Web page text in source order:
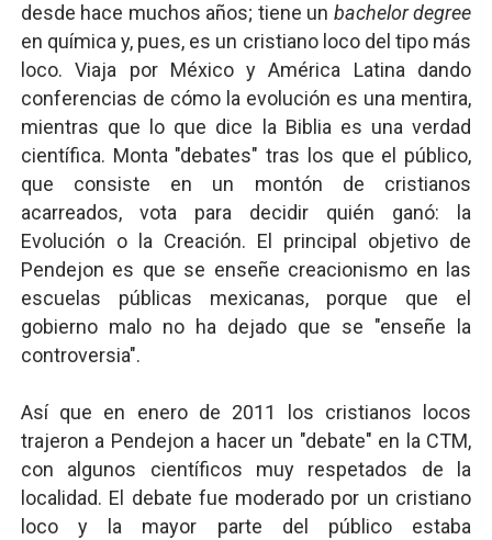
desde hace muchos años; tiene un bachelor degree
en química y, pues, es un cristiano loco del tipo más
loco. Viaja por México y América Latina dando
conferencias de cómo la evolución es una mentira,
mientras que lo que dice la Biblia es una verdad
científica. Monta "debates" tras los que el público,
que consiste en un montón de cristianos
acarreados, vota para decidir quién ganó: la
Evolución o la Creación. El principal objetivo de
Pendejon es que se enseñe creacionismo en las
escuelas públicas mexicanas, porque que el
gobierno malo no ha dejado que se "enseñe la
controversia".
Así que en enero de 2011 los cristianos locos
trajeron a Pendejon a hacer un "debate" en la CTM,
con algunos científicos muy respetados de la
localidad. El debate fue moderado por un cristiano
loco y la mayor parte del público estaba